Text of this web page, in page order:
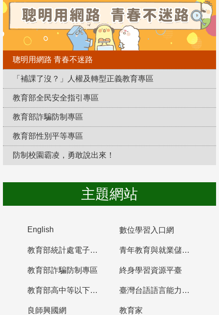
聰明用網路 青春不迷路
「補課了沒？」人權及轉型正義教育專區
教育部全民安全指引專區
教育部詐騙防制專區
教育部性別平等專區
防制校園霸凌，勇敢說出來！
主題網站
English 數位學習入口網
教育部統計處電子書櫃 青年教育與就業儲蓄帳戶
教育部詐騙防制專區 終身學習資源平臺
教育部高中等以下學校及幼兒園教師資格檢定考試 臺灣台語語言能力認證網站
良師興國網
教育家